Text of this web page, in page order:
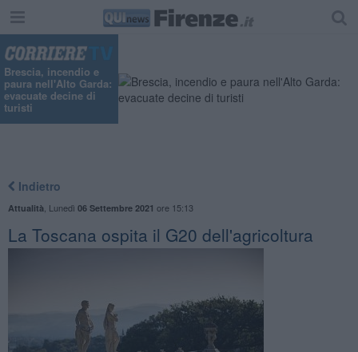
Brescia, incendio e
paura nell'Alto Garda:
evacuate decine di
turisti
Indietro
Attualità Lunedì 06 Settembre 2021 ore 15:13
La Toscana ospita il G20 dell'agricoltura